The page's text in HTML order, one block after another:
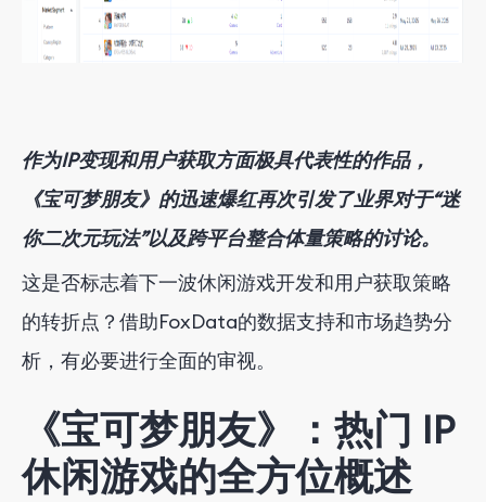
作为IP变现和用户获取方面极具代表性的作品，
《宝可梦朋友》的迅速爆红再次引发了业界对于“迷
你二次元玩法”以及跨平台整合体量策略的讨论。
这是否标志着下一波休闲游戏开发和用户获取策略
的转折点？借助FoxData的数据支持和市场趋势分
析，有必要进行全面的审视。
《宝可梦朋友》：热门 IP
休闲游戏的全方位概述